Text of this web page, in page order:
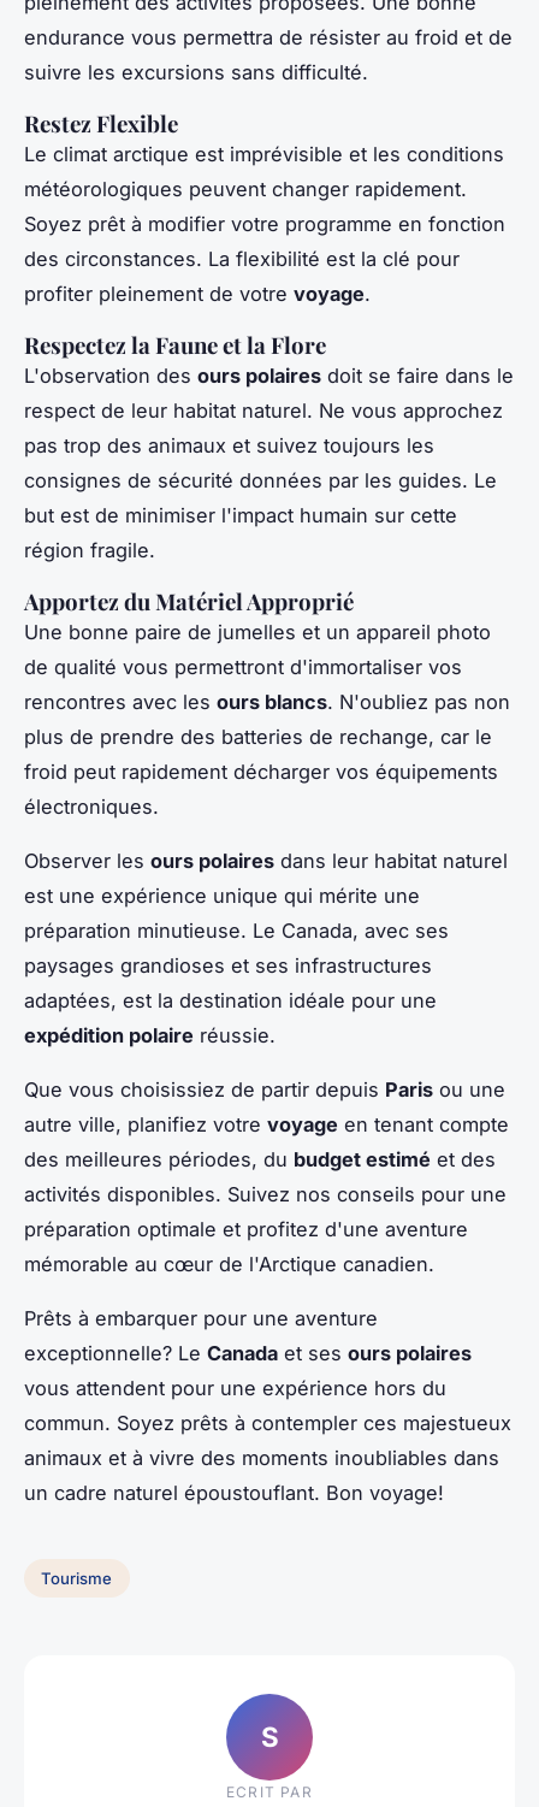
endurance vous permettra de résister au froid et de
suivre les excursions sans difficulté.
Restez Flexible
Le climat arctique est imprévisible et les conditions
météorologiques peuvent changer rapidement.
Soyez prêt à modifier votre programme en fonction
des circonstances. La flexibilité est la clé pour
profiter pleinement de votre voyage.
Respectez la Faune et la Flore
L'observation des ours polaires doit se faire dans le
respect de leur habitat naturel. Ne vous approchez
pas trop des animaux et suivez toujours les
consignes de sécurité données par les guides. Le
but est de minimiser l'impact humain sur cette
région fragile.
Apportez du Matériel Approprié
Une bonne paire de jumelles et un appareil photo
de qualité vous permettront d'immortaliser vos
rencontres avec les ours blancs. N'oubliez pas non
plus de prendre des batteries de rechange, car le
froid peut rapidement décharger vos équipements
électroniques.
Observer les ours polaires dans leur habitat naturel
est une expérience unique qui mérite une
préparation minutieuse. Le Canada, avec ses
paysages grandioses et ses infrastructures
adaptées, est la destination idéale pour une
expédition polaire réussie.
Que vous choisissiez de partir depuis Paris ou une
autre ville, planifiez votre voyage en tenant compte
des meilleures périodes, du budget estimé et des
activités disponibles. Suivez nos conseils pour une
préparation optimale et profitez d'une aventure
mémorable au cœur de l'Arctique canadien.
Prêts à embarquer pour une aventure
exceptionnelle? Le Canada et ses ours polaires
vous attendent pour une expérience hors du
commun. Soyez prêts à contempler ces majestueux
animaux et à vivre des moments inoubliables dans
un cadre naturel époustouflant. Bon voyage!
Tourisme
S
ECRIT PAR